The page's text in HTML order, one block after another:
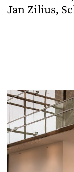
Jan Zilius,